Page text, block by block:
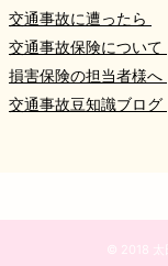
交通事故に遭ったら
交通事故保険について
損害保険の担当者様へ
交通事故豆知識ブログ
© 2018 太